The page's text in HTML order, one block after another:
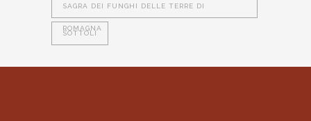
SAGRA DEI FUNGHI DELLE TERRE DI
ROMAGNA
SOTTOLI